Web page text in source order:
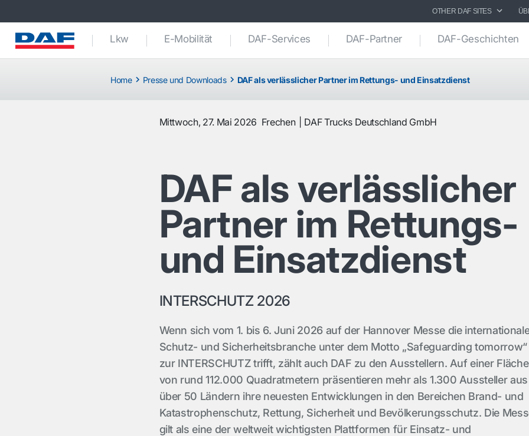
OTHER DAF SITES
Lkw E-Mobilität DAF-Services DAF-Partner DAF-Geschichten
Home Presse und Downloads DAF als verlässlicher Partner im Rettungs- und Einsatzdienst
Mittwoch, 27. Mai 2026 Frechen DAF Trucks Deutschland GmbH
DAF als verlässlicher
Partner im Rettungs-
und Einsatzdienst
INTERSCHUTZ 2026
Wenn sich vom 1. bis 6. Juni 2026 auf der Hannover Messe die
Schutz- und Sicherheitsbranche unter dem Motto „Safeguarding tomorrow“
zur INTERSCHUTZ trifft, zählt auch DAF zu den Ausstellern. Auf einer Fläche
von rund 112.000 Quadratmetern präsentieren mehr als 1.300 Aussteller aus
über 50 Ländern ihre neuesten Entwicklungen in den Bereichen Brand- und
Katastrophenschutz, Rettung, Sicherheit und Bevölkerungsschutz. Die
gilt als eine der weltweit wichtigsten Plattformen für Einsatz- und